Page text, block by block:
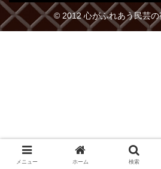
© 2012 心がふれあう民芸の
メニュー ホーム 検索